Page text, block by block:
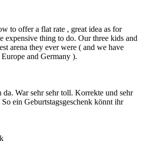
to offer a flat rate , great idea as for
expensive thing to do. Our three kids and
arena they ever were ( and we have
and Germany ).
da. War sehr sehr toll. Korrekte und sehr
ein Geburtstagsgeschenk könnt ihr